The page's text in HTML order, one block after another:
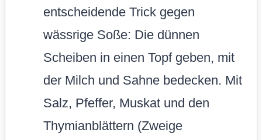
entscheidende Trick gegen
wässrige Soße: Die dünnen
Scheiben in einen Topf geben, mit
der Milch und Sahne bedecken. Mit
Salz, Pfeffer, Muskat und den
Thymianblättern (Zweige